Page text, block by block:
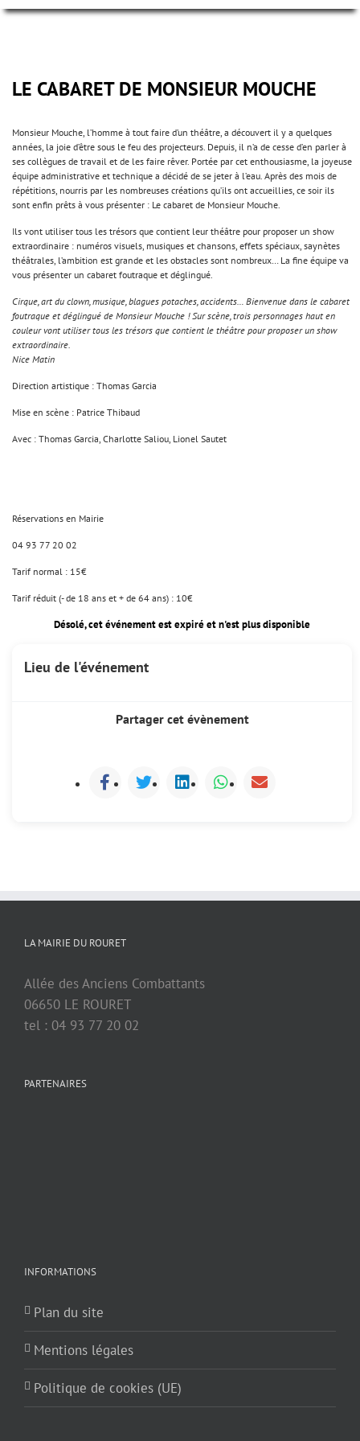
LE CABARET DE MONSIEUR MOUCHE
Monsieur Mouche, l’homme à tout faire d’un théâtre, a découvert il y a quelques
années, la joie d’être sous le feu des projecteurs. Depuis, il n’a de cesse d’en parler à
ses collègues de travail et de les faire rêver. Portée par cet enthousiasme, la joyeuse
équipe administrative et technique a décidé de se jeter à l’eau. Après des mois de
répétitions, nourris par les nombreuses créations qu’ils ont accueillies, ce soir ils
sont enfin prêts à vous présenter : Le cabaret de Monsieur Mouche.
Ils vont utiliser tous les trésors que contient leur théâtre pour proposer un show
extraordinaire : numéros visuels, musiques et chansons, effets spéciaux, saynètes
théâtrales, l’ambition est grande et les obstacles sont nombreux… La fine équipe va
vous présenter un cabaret foutraque et déglingué.
Cirque, art du clown, musique, blagues potaches, accidents… Bienvenue dans le cabaret
foutraque et déglingué de Monsieur Mouche ! Sur scène, trois personnages haut en
couleur vont utiliser tous les trésors que contient le théâtre pour proposer un show
extraordinaire.
Nice Matin
Direction artistique : Thomas Garcia
Mise en scène : Patrice Thibaud
Avec : Thomas Garcia, Charlotte Saliou, Lionel Sautet
Réservations en Mairie
04 93 77 20 02
Tarif normal : 15€
Tarif réduit (- de 18 ans et + de 64 ans) : 10€
Désolé, cet événement est expiré et n'est plus disponible
Lieu de l'événement
Partager cet évènement
LA MAIRIE DU ROURET
Allée des Anciens Combattants
06650 LE ROURET
tel : 04 93 77 20 02
PARTENAIRES
INFORMATIONS
Plan du site
Mentions légales
Politique de cookies (UE)